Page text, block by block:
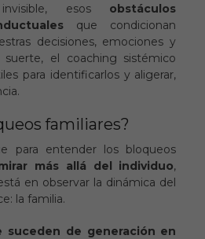
esos obstáculos
que condicionan
decisiones, emociones y
el coaching sistémico
para identificarlos y aligerar,
familiares?
para entender los bloqueos
más allá del individuo,
en observar la dinámica del
la familia.
suceden de generación en